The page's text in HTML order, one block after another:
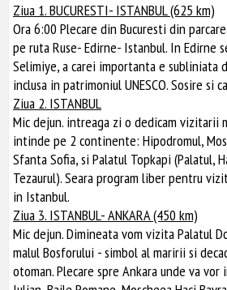
Ziua 1. BUCURESTI- ISTANBUL (625 km)
Ora 6:00 Plecare din Bucuresti din
pe ruta Ruse- Edirne- Istanbul. In Edirne
Selimiye, a carei importanta e subliniata
inclusa in patrimoniul UNESCO. Sosire si
Ziua 2. ISTANBUL
Mic dejun. intreaga zi o dedicam vizitarii
intinde pe 2 continente: Hipodromul,
Sfanta Sofia, si Palatul Topkapi (Palatul,
Tezaurul). Seara program liber pentru
in Istanbul.
Ziua 3. ISTANBUL- ANKARA (450 km)
Mic dejun. Dimineata vom vizita Palatul
malul Bosforului - simbol al maririi si
otoman. Plecare spre Ankara unde va vor